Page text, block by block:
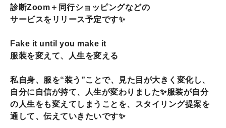
診断Zoom＋同行ショッピングなどの
サービスをリリース予定です✨️
Fake it until you make it
服装を変えて、人生を変える
私自身、服を“装う”ことで、見た目が大きく変化し、
自分に自信が持て、人生が変わりました✨️服装が自分
の人生をも変えてしまうことを、スタイリング提案を
通して、伝えていきたいです✨️